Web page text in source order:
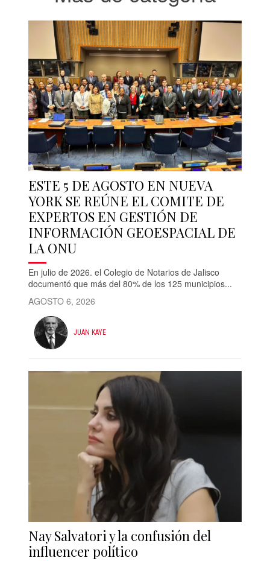
ESTE 5 DE AGOSTO EN NUEVA
YORK SE REÚNE EL COMITE DE
EXPERTOS EN GESTIÓN DE
INFORMACIÓN GEOESPACIAL DE
LA ONU
En julio de 2026. el Colegio de Notarios de Jalisco
documentó que más del 80% de los 125 municipios...
AGOSTO 6, 2026
JUAN KAYE
Nay Salvatori y la confusión del
influencer político